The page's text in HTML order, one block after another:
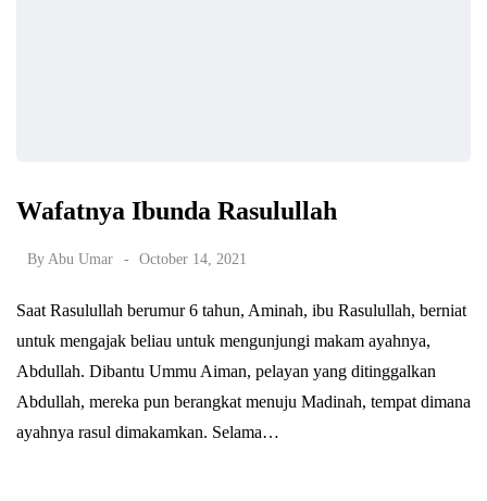
Wafatnya Ibunda Rasulullah
By Abu Umar October 14, 2021
Saat Rasulullah berumur 6 tahun, Aminah, ibu Rasulullah, berniat
untuk mengajak beliau untuk mengunjungi makam ayahnya,
Abdullah. Dibantu Ummu Aiman, pelayan yang ditinggalkan
Abdullah, mereka pun berangkat menuju Madinah, tempat dimana
ayahnya rasul dimakamkan. Selama…